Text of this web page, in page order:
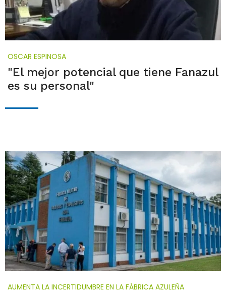
OSCAR ESPINOSA
"El mejor potencial que tiene Fanazul
es su personal"
AUMENTA LA INCERTIDUMBRE EN LA FÁBRICA AZULEÑA